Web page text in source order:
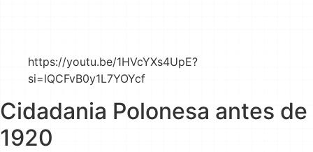
https://youtu.be/1HVcYXs4UpE?
si=lQCFvB0y1L7YOYcf
Cidadania Polonesa antes de
1920